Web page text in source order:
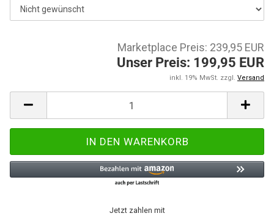
Marketplace Preis: 239,95 EUR
Unser Preis: 199,95 EUR
inkl. 19% MwSt. zzgl. Versand
Jetzt zahlen mit